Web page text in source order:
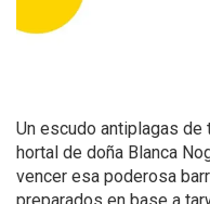
Un escudo antiplagas de
hortal de doña Blanca
vencer esa poderosa